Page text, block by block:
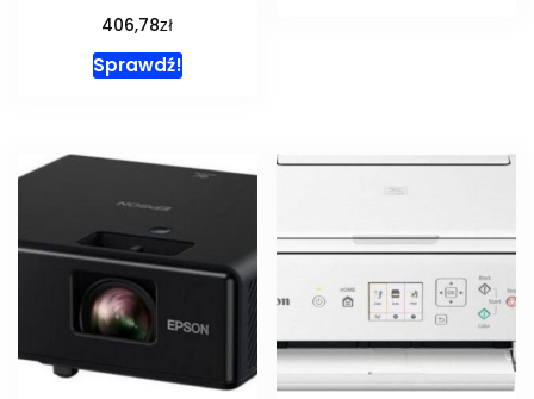
406,78zł
Sprawdź!